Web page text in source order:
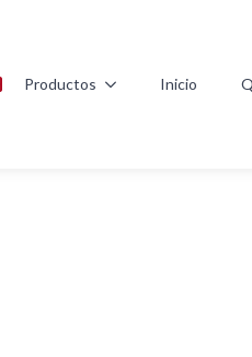
Productos Inicio